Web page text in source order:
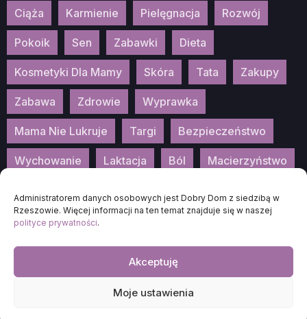
Administratorem danych osobowych jest Dobry Dom z siedzibą w
Rzeszowie. Więcej informacji na ten temat znajduje się w naszej
polityce prywatności.
Akceptuję
Moje ustawienia
Ciąża Karmienie Pielęgnacja Rozwój
Pokoik Sen Zabawki Dieta
Kosmetyki Dla Mamy Skóra Tata Zakupy
Zabawa Zdrowie Wyprawka
Mama Nie Lukruje Targi Bezpieczeństwo
Wychowanie Laktacja Ból Macierzyństwo
DOBRA-MAMA.PL